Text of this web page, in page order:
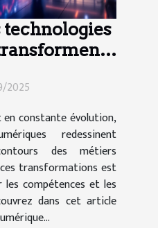
2025
en constante évolution,
redessinent
des métiers
transformations est
compétences et les
dans cet article